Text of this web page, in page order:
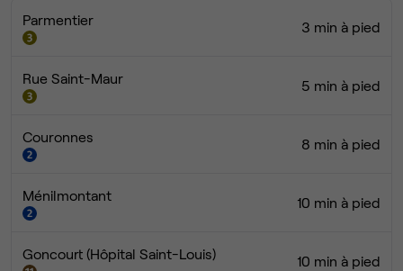
Parmentier 3 min à pied
Rue Saint-Maur 5 min à pied
Couronnes 8 min à pied
Ménilmontant 10 min à pied
Goncourt (Hôpital Saint-Louis) 10 min à pied